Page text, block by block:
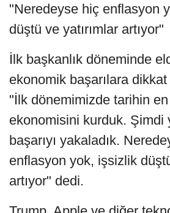
"Neredeyse hiç enflasyon
düştü ve yatırımlar artıyor"
İlk başkanlık döneminde
ekonomik başarılara
"İlk dönemimizde tarihin en
ekonomisini kurduk. Şimdi
başarıyı yakaladık.
enflasyon yok, işsizlik
artıyor" dedi.